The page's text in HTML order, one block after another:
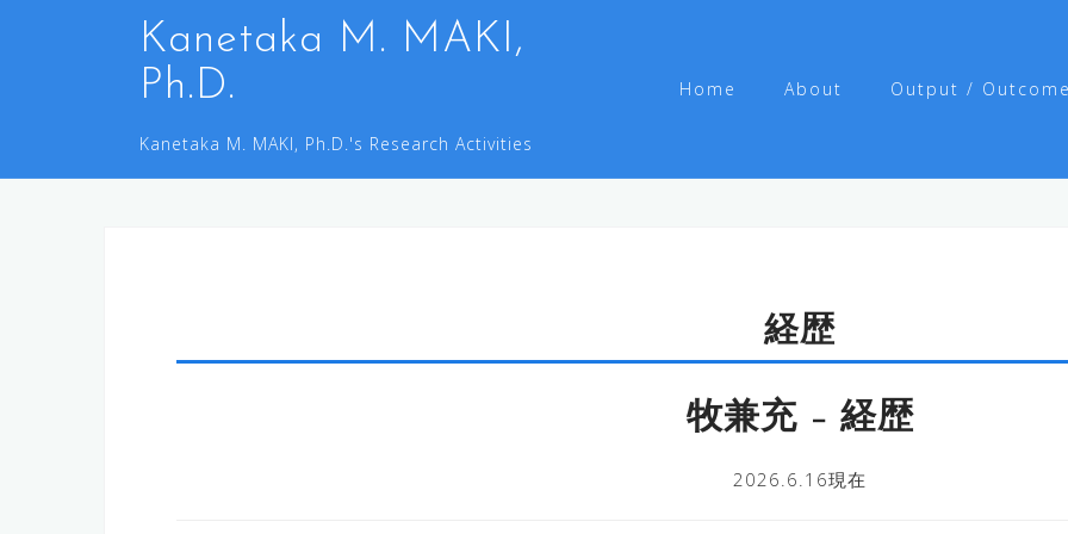
へ
Kanetaka M. MAKI,
Ph.D.
Kanetaka M. MAKI, Ph.D.'s Research Activities
Home About Output / Outcome
経歴
牧兼充 – 経歴
2026.6.16現在